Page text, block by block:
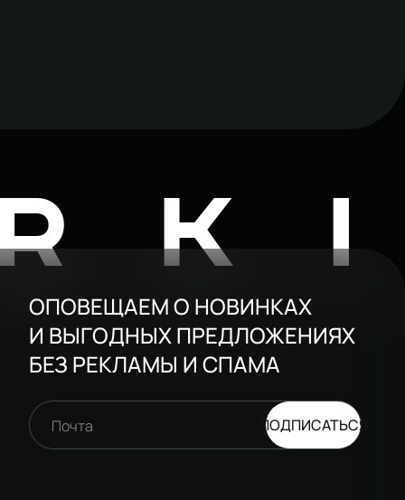
ОПОВЕЩАЕМ О НОВИНКАХ
И ВЫГОДНЫХ ПРЕДЛОЖЕНИЯХ
БЕЗ РЕКЛАМЫ И СПАМА
Почта ПОДПИСАТЬСЯ